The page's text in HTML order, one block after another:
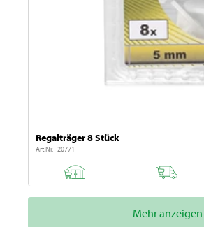
Regalträger 8 Stück
Art.Nr. 20771
Mehr anzeigen